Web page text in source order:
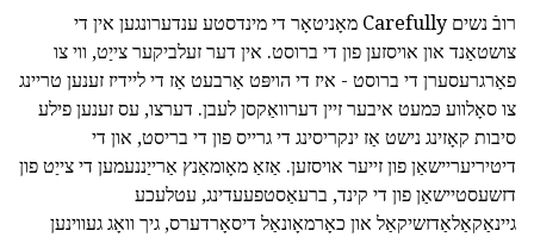
רובֿ נשים Carefully מאָניטאָר די מינדסטע ענדערונגען אין די
צושטאַנד און אויסזען פון די ברוסט. אין דער זעלביקער צייַט, ווי צו
פאַרגרעסערן די ברוסט - איז די הויפּט אַרבעט אַז די ליידיז זענען טריינג
צו סאָלווע כּמעט איבער זיין דערוואַקסן לעבן. דערצו, עס זענען פילע
סיבות קאָזינג נישט אַז ינקריסינג די גרייס פון די בריסט, און די
דיטיריעריישאַן פון זייער אויסזען. אַזאַ מאָומאַנץ אַרייַננעמען די צייַט פון
דזשעסטיישאַן פון די קינד, ברעאַסטפעעדינג, עטלעכע
גיינאַקאַלאַדזשיקאַל און כאָרמאָונאַל דיסאָרדערס, גיך וואָג געווינען